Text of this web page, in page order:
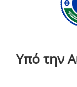
Υπό την